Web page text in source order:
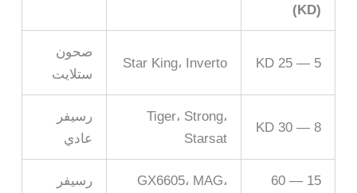
(KD)
5 — 25 KD Star King، Inverto
صحون
ستلايت
8 — 30 KD
Tiger، Strong،
Starsat
رسيفر
عادي
15 — 60
GX6605، MAG،
رسيفر